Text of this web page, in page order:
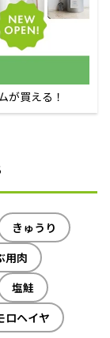
が買える！
きゅうり
用肉
塩鮭
ロヘイヤ